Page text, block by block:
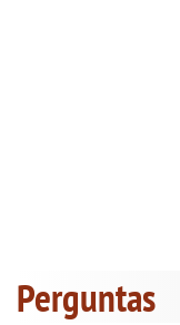
Perguntas